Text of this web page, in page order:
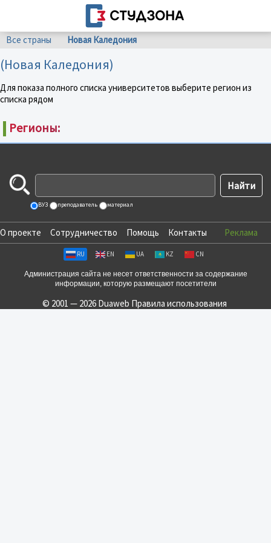
Все страны Новая Каледония
(Новая Каледония)
Для показа полного списка университетов выберите регион из
списка рядом
Регионы:
ВУЗ преподаватель материал
О проекте Сотрудничество Помощь Контакты Реклама
RU EN UA KZ CN
Администрация сайта не несет ответственности за содержание
информации, которую размещают посетители
© 2001 — 2026 Duaweb Правила использования